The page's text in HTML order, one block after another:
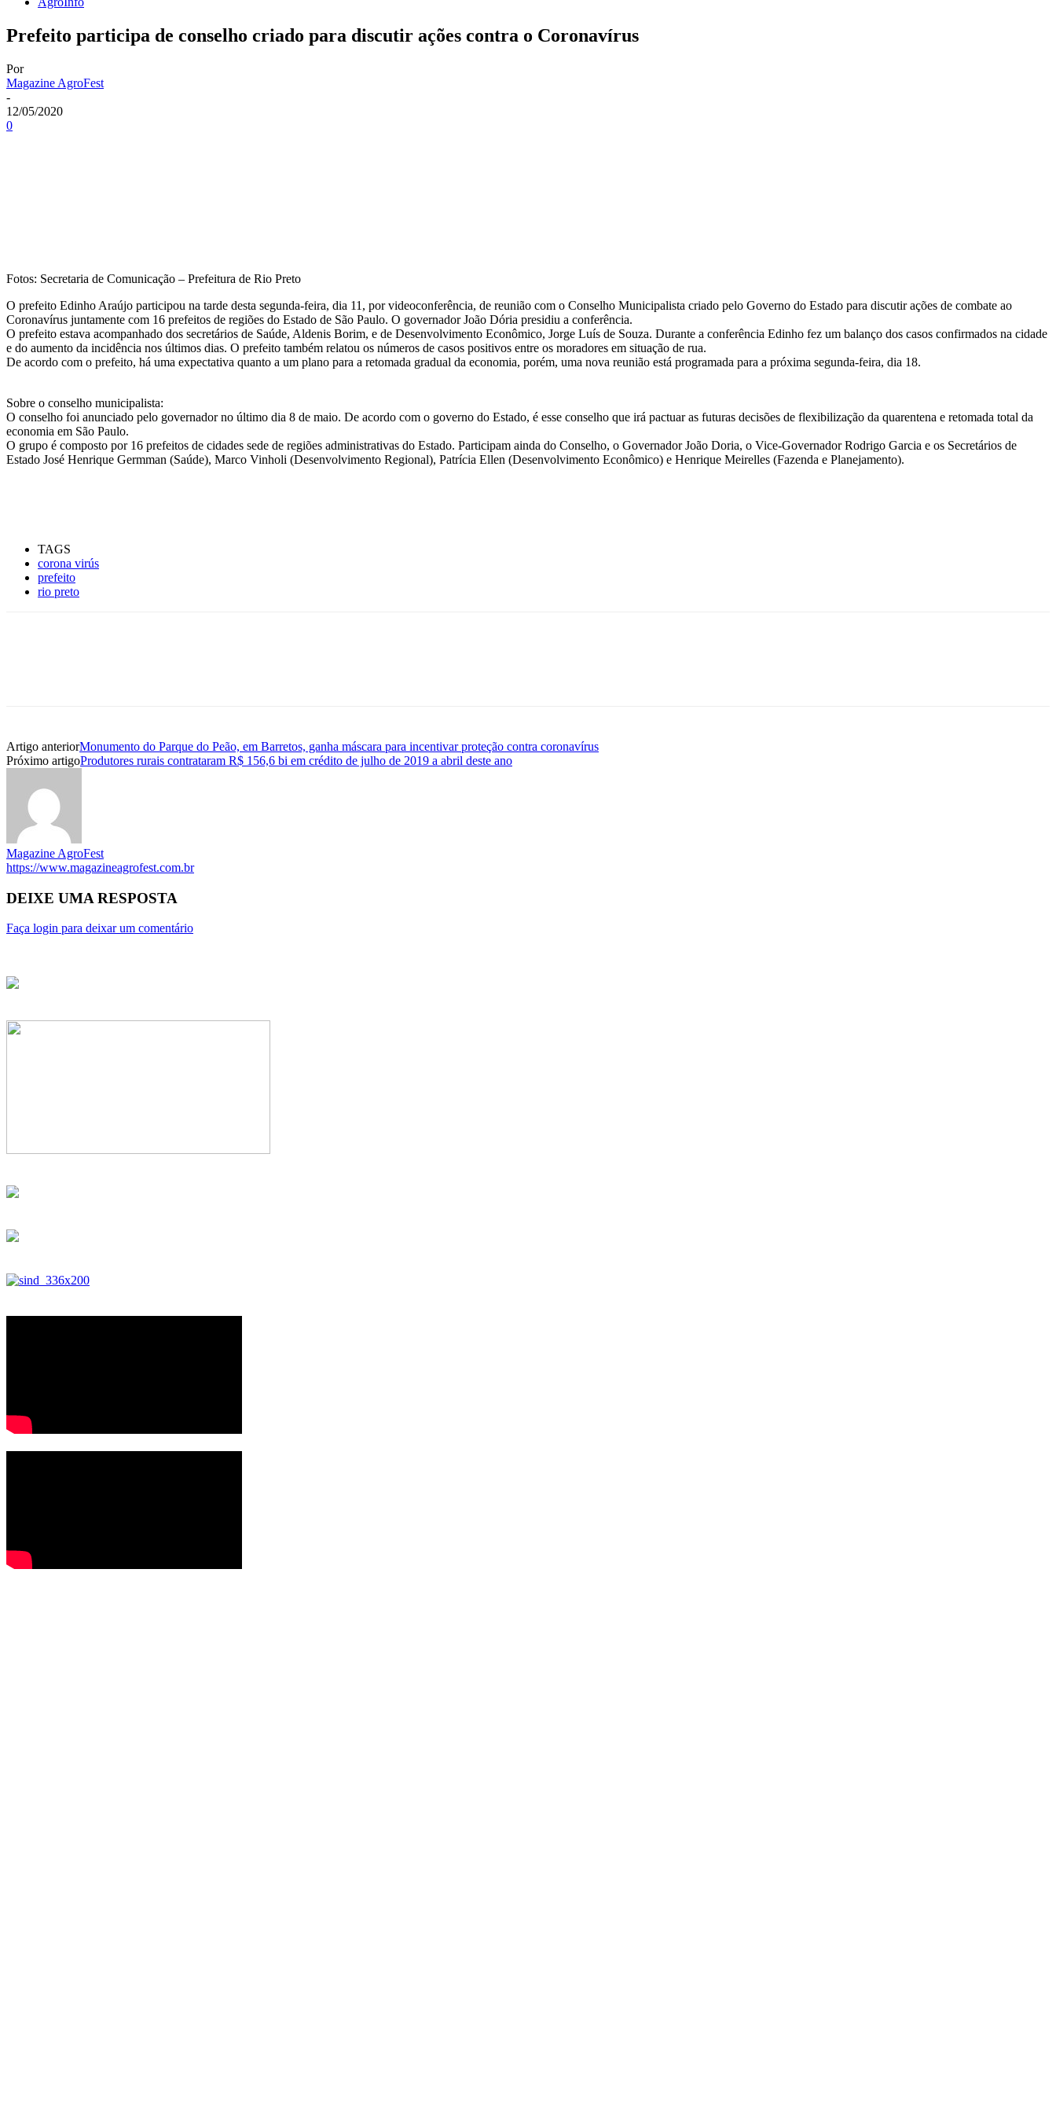
Prefeito participa de conselho criado para discutir ações contra o Coronavírus
Por
Magazine AgroFest
-
12/05/2020
0
Fotos: Secretaria de Comunicação – Prefeitura de Rio Preto
O prefeito Edinho Araújo participou na tarde desta segunda-feira, dia 11, por videoconferência, de reunião com o Conselho Municipalista criado pelo Governo do Estado para discutir ações de combate ao
Coronavírus juntamente com 16 prefeitos de regiões do Estado de São Paulo. O governador João Dória presidiu a conferência.
O prefeito estava acompanhado dos secretários de Saúde, Aldenis Borim, e de Desenvolvimento Econômico, Jorge Luís de Souza. Durante a conferência Edinho fez um balanço dos casos confirmados na cidade
e do aumento da incidência nos últimos dias. O prefeito também relatou os números de casos positivos entre os moradores em situação de rua.
De acordo com o prefeito, há uma expectativa quanto a um plano para a retomada gradual da economia, porém, uma nova reunião está programada para a próxima segunda-feira, dia 18.
Sobre o conselho municipalista:
O conselho foi anunciado pelo governador no último dia 8 de maio. De acordo com o governo do Estado, é esse conselho que irá pactuar as futuras decisões de flexibilização da quarentena e retomada total da
economia em São Paulo.
O grupo é composto por 16 prefeitos de cidades sede de regiões administrativas do Estado. Participam ainda do Conselho, o Governador João Doria, o Vice-Governador Rodrigo Garcia e os Secretários de
Estado José Henrique Germman (Saúde), Marco Vinholi (Desenvolvimento Regional), Patrícia Ellen (Desenvolvimento Econômico) e Henrique Meirelles (Fazenda e Planejamento).
TAGS
corona virús
prefeito
rio preto
Artigo anteriorMonumento do Parque do Peão, em Barretos, ganha máscara para incentivar proteção contra coronavírus
Próximo artigoProdutores rurais contrataram R$ 156,6 bi em crédito de julho de 2019 a abril deste ano
Magazine AgroFest
https://www.magazineagrofest.com.br
DEIXE UMA RESPOSTA
Faça login para deixar um comentário